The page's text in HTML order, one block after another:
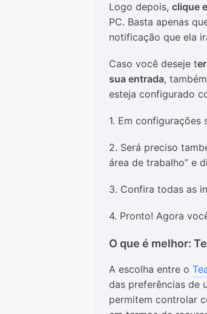
Logo depois, clique
PC. Basta apenas
notificação que ela
Caso você deseje t
sua entrada,
esteja configurado
1. Em configurações
2. Será preciso
área de trabalho” e
3. Confira todas as
4. Pronto! Agora
O que é melhor:
A escolha entre o
das preferências de
permitem controlar